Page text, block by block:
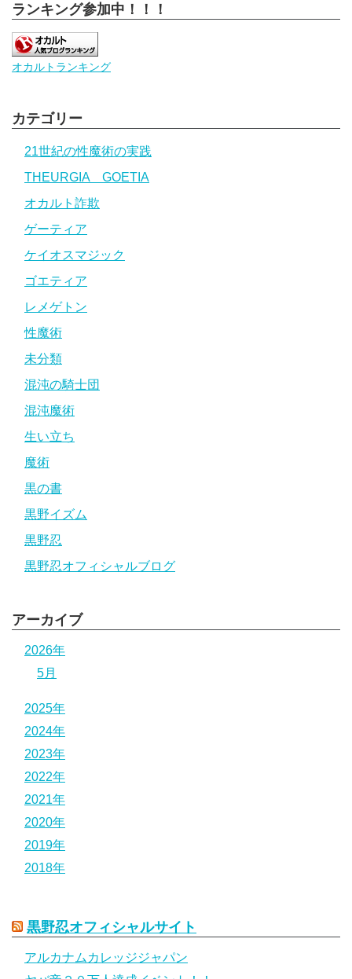
ランキング参加中！！！
オカルトランキング
カテゴリー
21世紀の性魔術の実践
THEURGIA GOETIA
オカルト詐欺
ゲーティア
ケイオスマジック
ゴエティア
レメゲトン
性魔術
未分類
混沌の騎士団
混沌魔術
生い立ち
魔術
黒の書
黒野イズム
黒野忍
黒野忍オフィシャルブログ
アーカイブ
2026年
5月
2025年
2024年
2023年
2022年
2021年
2020年
2019年
2018年
黒野忍オフィシャルサイト
アルカナムカレッジジャパン